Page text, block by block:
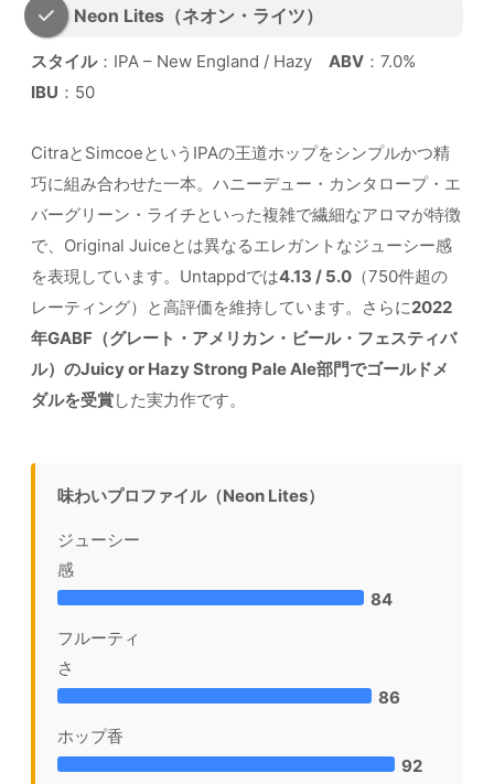
Neon Lites（ネオン・ライツ）
スタイル：IPA – New England / Hazy ABV ：7.0%
IBU ：50
CitraとSimcoeというIPAの王道ホップをシンプルかつ精
巧に組み合わせた一本。ハニーデュー・カンタロープ・エ
バーグリーン・ライチといった複雑で繊細なアロマが特徴
で、Original Juiceとは異なるエレガントなジューシー感
を表現しています。Untappdでは4.13 / 5.0 （750件超の
レーティング）と高評価を維持しています。さらに2022
年GABF（グレート・アメリカン・ビール・フェスティバ
ル）のJuicy or Hazy Strong Pale Ale部門でゴールドメ
ダルを受賞した実力作です。
味わいプロファイル（Neon Lites）
ジューシー
感
84
フルーティ
さ
86
ホップ香
92